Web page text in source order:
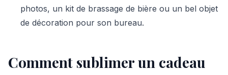
photos, un kit de brassage de bière ou un bel objet
de décoration pour son bureau.
Comment sublimer un cadeau